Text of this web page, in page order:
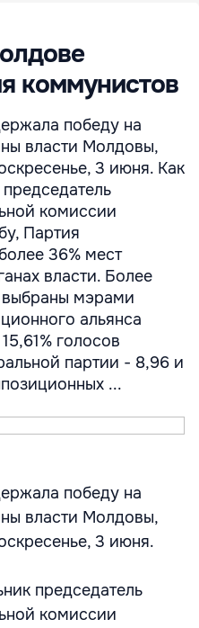
коммунистов
победу на
власти Молдовы,
3 июня. Как
комиссии
Партия
36% мест
власти. Более
выбраны мэрами
альянса
голосов
партии - 8,96 и
...
победу на
власти Молдовы,
3 июня.
председатель
комиссии